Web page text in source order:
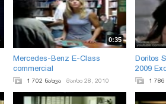
0:35
Mercedes-Benz E-Class
commercial
1 702 ნახვა მაისი 28, 2010
Doritos
2009
THE1 786